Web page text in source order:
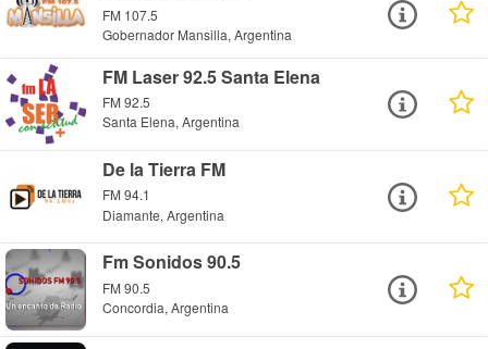
FM 107.5
Gobernador Mansilla, Argentina
FM Laser 92.5 Santa Elena
FM 92.5
Santa Elena, Argentina
De la Tierra FM
FM 94.1
Diamante, Argentina
Fm Sonidos 90.5
FM 90.5
Concordia, Argentina